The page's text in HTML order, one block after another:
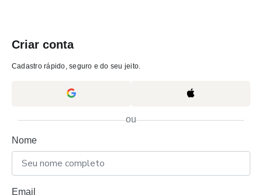
Criar conta
Cadastro rápido, seguro e do seu jeito.
ou
Nome
Email